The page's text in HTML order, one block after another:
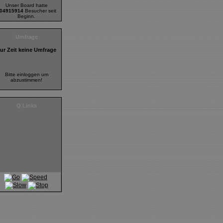
Unser Board hatte
Besucher seit
Beginn.
Zeit keine Umfrage
Bitte einloggen um
abzustimmen!